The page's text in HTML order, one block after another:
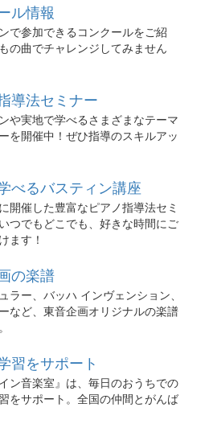
ル情報
で参加できるコンクールをご紹
の曲でチャレンジしてみません
導法セミナー
や実地で学べるさまざまなテーマ
を開催中！ぜひ指導のスキルアッ
べるバスティン講座
開催した豊富なピアノ指導法セミ
つでもどこでも、好きな時間にご
ます！
の楽譜
ラー、バッハ インヴェンション、
など、東音企画オリジナルの楽譜
習をサポート
イン音楽室』は、毎日のおうちでの
をサポート。全国の仲間とがんば